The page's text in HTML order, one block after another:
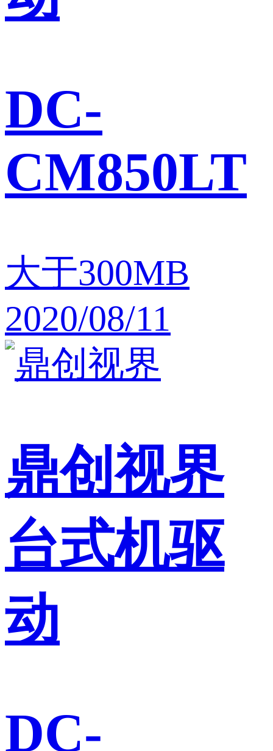
DC-
CM850LT
大于300MB
2020/08/11
鼎创视界
台式机驱
动
DC-